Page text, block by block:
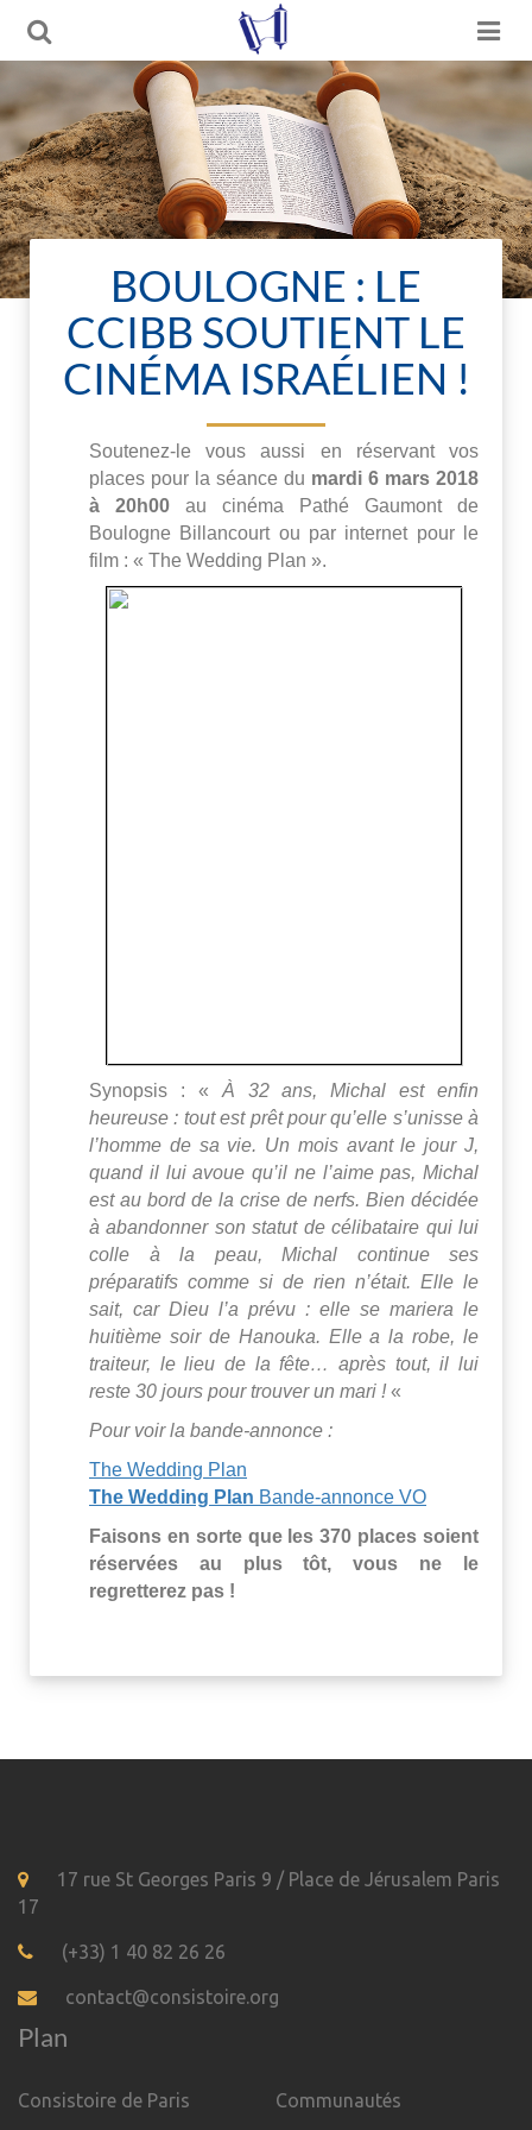
BOULOGNE : LE
CCIBB SOUTIENT LE
CINÉMA ISRAÉLIEN !
Soutenez-le vous aussi en réservant vos
places pour la séance du mardi 6 mars 2018
à 20h00 au cinéma Pathé Gaumont de
Boulogne Billancourt ou par internet pour le
film : « The Wedding Plan ».
Synopsis : « À 32 ans, Michal est enfin
heureuse : tout est prêt pour qu’elle s’unisse à
l’homme de sa vie. Un mois avant le jour J,
quand il lui avoue qu’il ne l’aime pas, Michal
est au bord de la crise de nerfs. Bien décidée
à abandonner son statut de célibataire qui lui
colle à la peau, Michal continue ses
préparatifs comme si de rien n’était. Elle le
sait, car Dieu l’a prévu : elle se mariera le
huitième soir de Hanouka. Elle a la robe, le
traiteur, le lieu de la fête… après tout, il lui
reste 30 jours pour trouver un mari !«
Pour voir la bande-annonce :
The Wedding Plan
The Wedding Plan Bande-annonce VO
Faisons en sorte que les 370 places soient
réservées au plus tôt, vous ne le
regretterez pas !
17 rue St Georges Paris 9 / Place de Jérusalem Paris
17
(+33) 1 40 82 26 26
contact@consistoire.org
Plan
Consistoire de Paris Communautés